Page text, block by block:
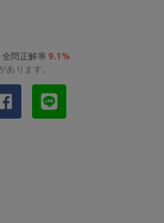
全問正解率9.1%
ります。